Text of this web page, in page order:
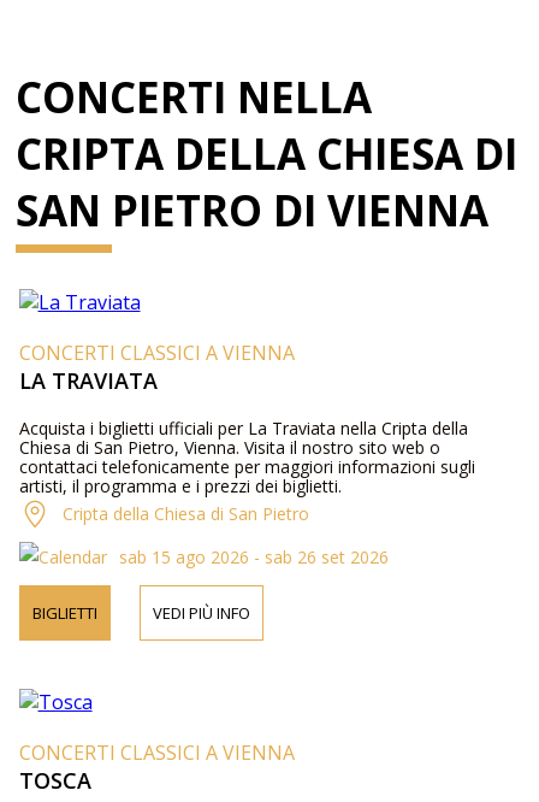
CONCERTI NELLA
CRIPTA DELLA CHIESA DI
SAN PIETRO DI VIENNA
CONCERTI CLASSICI A VIENNA
LA TRAVIATA
Acquista i biglietti ufficiali per La Traviata nella Cripta della
Chiesa di San Pietro, Vienna. Visita il nostro sito web o
contattaci telefonicamente per maggiori informazioni sugli
artisti, il programma e i prezzi dei biglietti.
Cripta della Chiesa di San Pietro
sab 15 ago 2026 - sab 26 set 2026
BIGLIETTI VEDI PIÙ INFO
CONCERTI CLASSICI A VIENNA
TOSCA